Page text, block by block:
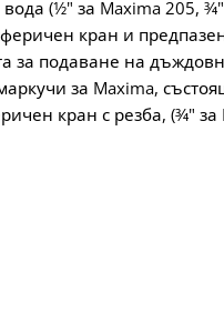
(1⁄2" за Maxima 205,
кран и
за подаване на
за Maxima,
кран с резба, (3⁄4"